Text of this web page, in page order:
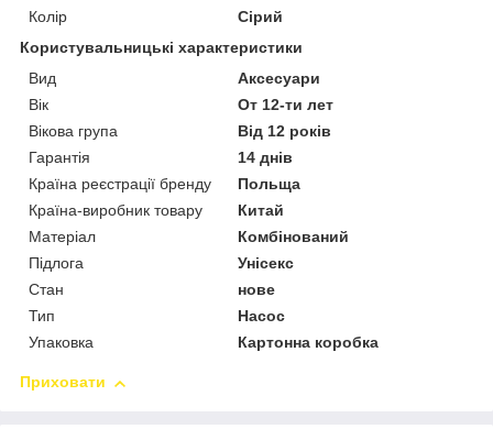
Колір
Сірий
Користувальницькі характеристики
Вид
Аксесуари
Вік
От 12-ти лет
Вікова група
Від 12 років
Гарантія
14 днів
Країна реєстрації бренду
Польща
Країна-виробник товару
Китай
Матеріал
Комбінований
Підлога
Унісекс
Стан
нове
Тип
Насос
Упаковка
Картонна коробка
Приховати